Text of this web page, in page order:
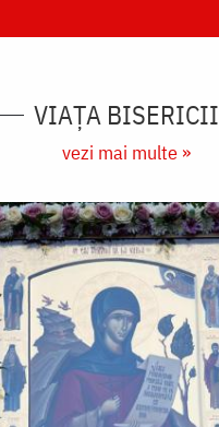
VIAȚA BISERICII
vezi mai multe »